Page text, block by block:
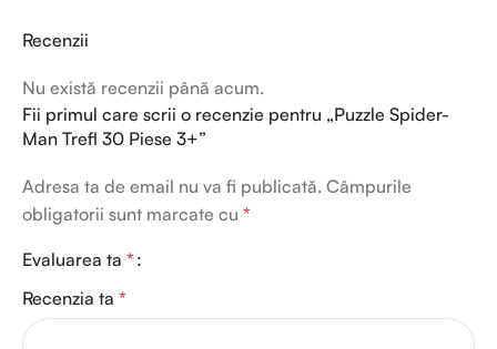
Recenzii
Nu există recenzii până acum.
Fii primul care scrii o recenzie pentru „Puzzle Spider-
Man Trefl 30 Piese 3+”
Adresa ta de email nu va fi publicată. Câmpurile
obligatorii sunt marcate cu *
Evaluarea ta *
Recenzia ta *